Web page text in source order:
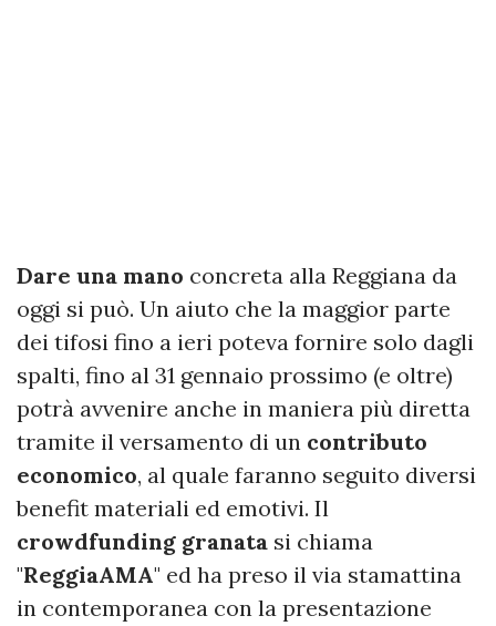
Dare una mano concreta alla Reggiana da
oggi si può. Un aiuto che la maggior parte
dei tifosi fino a ieri poteva fornire solo dagli
spalti, fino al 31 gennaio prossimo (e oltre)
potrà avvenire anche in maniera più diretta
tramite il versamento di un contributo
economico, al quale faranno seguito diversi
benefit materiali ed emotivi. Il
crowdfunding granata si chiama
"ReggiaAMA" ed ha preso il via stamattina
in contemporanea con la presentazione